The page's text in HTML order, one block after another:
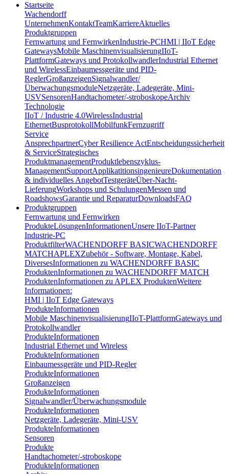
Startseite
Wachendorff
UnternehmenKontaktTeamKarriereAktuelles
Produktgruppen
Fernwartung und FernwirkenIndustrie-PCHMI | IIoT Edge
GatewaysMobile MaschinenvisualisierungIIoT-
PlattformGateways und ProtokollwandlerIndustrial Ethernet
und WirelessEinbaumessgeräte und PID-
ReglerGroßanzeigenSignalwandler/
ÜberwachungsmoduleNetzgeräte, Ladegeräte, Mini-
USVSensorenHandtachometer/-stroboskopeArchiv
Technologie
IIoT / Industrie 4.0WirelessIndustrial
EthernetBusprotokollMobilfunkFernzugriff
Service
AnsprechpartnerCyber Resilience ActEntscheidungssicherheit
& ServiceStrategisches
ProduktmanagementProduktlebenszyklus-
ManagementSupportApplikatitionsingenieureDokumentation
& individuelles AngebotTestgeräteÜber-Nacht-
LieferungWorkshops und SchulungenMessen und
RoadshowsGarantie und ReparaturDownloadsFAQ
Produktgruppen
Fernwartung und Fernwirken
ProdukteLösungenInformationenUnsere IIoT-Partner
Industrie-PC
ProduktfilterWACHENDORFF BASICWACHENDORFF
MATCHAPLEXZubehör - Software, Montage, Kabel,
DiversesInformationen zu WACHENDORFF BASIC
ProduktenInformationen zu WACHENDORFF MATCH
ProduktenInformationen zu APLEX ProduktenWeitere
Informationen:
HMI | IIoT Edge Gateways
ProdukteInformationen
Mobile MaschinenvisualisierungIIoT-PlattformGateways und
Protokollwandler
ProdukteInformationen
Industrial Ethernet und Wireless
ProdukteInformationen
Einbaumessgeräte und PID-Regler
ProdukteInformationen
Großanzeigen
ProdukteInformationen
Signalwandler/Überwachungsmodule
ProdukteInformationen
Netzgeräte, Ladegeräte, Mini-USV
ProdukteInformationen
Sensoren
Produkte
Handtachometer/-stroboskope
ProdukteInformationen